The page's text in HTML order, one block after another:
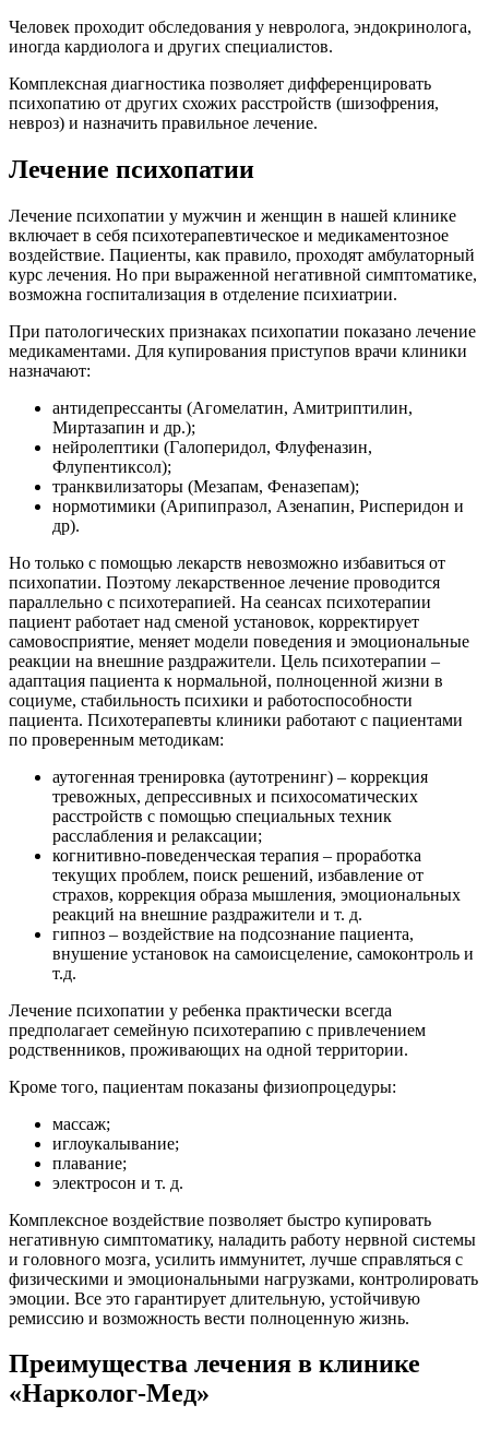
Человек проходит обследования у невролога, эндокринолога,
иногда кардиолога и других специалистов.
Комплексная диагностика позволяет дифференцировать
психопатию от других схожих расстройств (шизофрения,
невроз) и назначить правильное лечение.
Лечение психопатии
Лечение психопатии у мужчин и женщин в нашей клинике
включает в себя психотерапевтическое и медикаментозное
воздействие. Пациенты, как правило, проходят амбулаторный
курс лечения. Но при выраженной негативной симптоматике,
возможна госпитализация в отделение психиатрии.
При патологических признаках психопатии показано лечение
медикаментами. Для купирования приступов врачи клиники
назначают:
антидепрессанты (Агомелатин, Амитриптилин,
Миртазапин и др.);
нейролептики (Галоперидол, Флуфеназин,
Флупентиксол);
транквилизаторы (Мезапам, Феназепам);
нормотимики (Арипипразол, Азенапин, Рисперидон и
др).
Но только с помощью лекарств невозможно избавиться от
психопатии. Поэтому лекарственное лечение проводится
параллельно с психотерапией. На сеансах психотерапии
пациент работает над сменой установок, корректирует
самовосприятие, меняет модели поведения и эмоциональные
реакции на внешние раздражители. Цель психотерапии –
адаптация пациента к нормальной, полноценной жизни в
социуме, стабильность психики и работоспособности
пациента. Психотерапевты клиники работают с пациентами
по проверенным методикам:
аутогенная тренировка (аутотренинг) – коррекция
тревожных, депрессивных и психосоматических
расстройств с помощью специальных техник
расслабления и релаксации;
когнитивно-поведенческая терапия – проработка
текущих проблем, поиск решений, избавление от
страхов, коррекция образа мышления, эмоциональных
реакций на внешние раздражители и т. д.
гипноз – воздействие на подсознание пациента,
внушение установок на самоисцеление, самоконтроль и
т.д.
Лечение психопатии у ребенка практически всегда
предполагает семейную психотерапию с привлечением
родственников, проживающих на одной территории.
Кроме того, пациентам показаны физиопроцедуры:
массаж;
иглоукалывание;
плавание;
электросон и т. д.
Комплексное воздействие позволяет быстро купировать
негативную симптоматику, наладить работу нервной системы
и головного мозга, усилить иммунитет, лучше справляться с
физическими и эмоциональными нагрузками, контролировать
эмоции. Все это гарантирует длительную, устойчивую
ремиссию и возможность вести полноценную жизнь.
Преимущества лечения в клинике
«Нарколог-Мед»